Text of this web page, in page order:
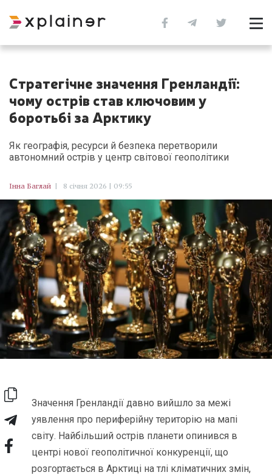
Стратегічне значення Гренландії:
чому острів став ключовим у
боротьбі за Арктику
Як географія, ресурси й безпека перетворили
автономний острів у центр світової геополітики
Інна Баглай 8 січня 2026 | 09:55
Значення Гренландії давно вийшло за межі
уявлення про периферійну територію на мапі
світу. Найбільший острів планети опинився в
центрі нової геополітичної конкуренції, що
розгортається в Арктиці на тлі кліматичних змін,